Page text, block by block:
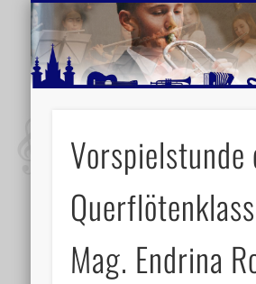
MUSIKSCHULE
AKTUELLE BERICHTE
SCHULE
VIDEOS
WEITERE
Vorspielstunde
Mag. Endrina